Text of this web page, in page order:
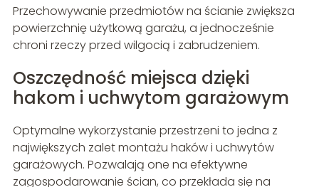
Przechowywanie przedmiotów na ścianie zwiększa
powierzchnię użytkową garażu, a jednocześnie
chroni rzeczy przed wilgocią i zabrudzeniem.
Oszczędność miejsca dzięki
hakom i uchwytom garażowym
Optymalne wykorzystanie przestrzeni to jedna z
największych zalet montażu haków i uchwytów
garażowych. Pozwalają one na efektywne
zagospodarowanie ścian, co przekłada się na